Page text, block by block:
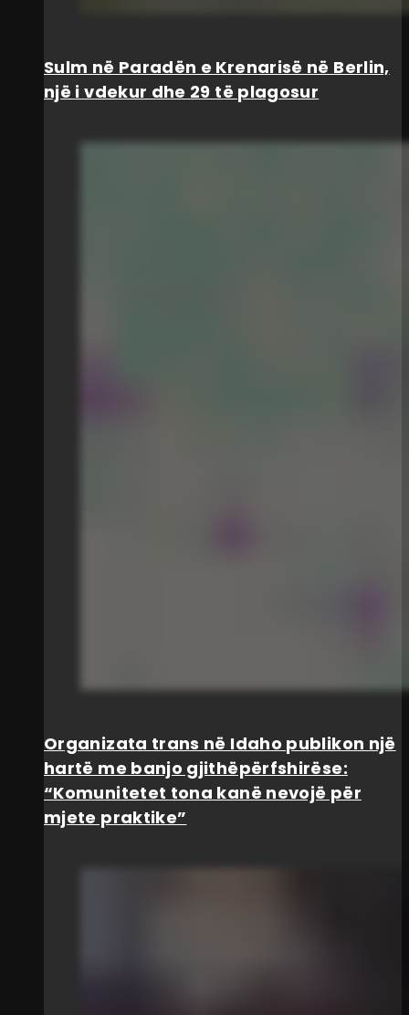
Sulm në Paradën e Krenarisë në Berlin,
një i vdekur dhe 29 të plagosur
Organizata trans në Idaho publikon një
hartë me banjo gjithëpërfshirëse:
“Komunitetet tona kanë nevojë për
mjete praktike”